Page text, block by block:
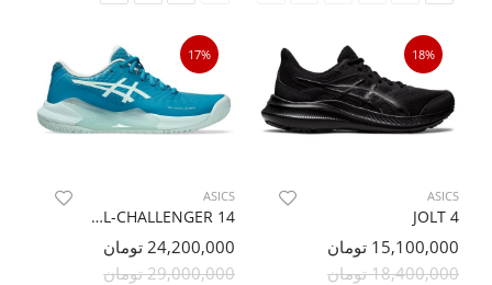
18%
ASICS
JOLT 4
15,100,000 تومان
18,400,000 تومان
17%
ASICS
GEL-CHALLENGER 14
24,200,000 تومان
29,000,000 تومان